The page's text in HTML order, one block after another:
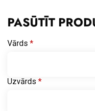
PASŪTĪT
Vārds *
Uzvārds *